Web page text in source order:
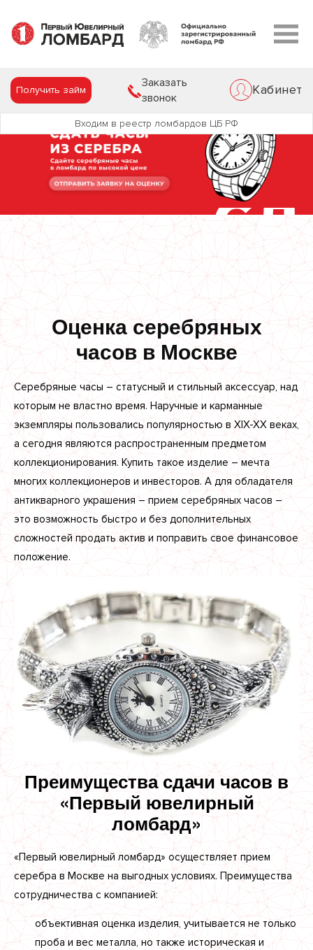
Кабинет
Заказать
звонок
Получить займ
Входим в реестр ломбардов ЦБ РФ
Оценка серебряных
часов в Москве
Серебряные часы – статусный и стильный аксессуар, над
которым не властно время. Наручные и карманные
экземпляры пользовались популярностью в XIX-XX веках,
а сегодня являются распространенным предметом
коллекционирования. Купить такое изделие – мечта
многих коллекционеров и инвесторов. А для обладателя
антикварного украшения – прием серебряных часов –
это возможность быстро и без дополнительных
сложностей продать актив и поправить свое финансовое
положение.
Преимущества сдачи часов в
«Первый ювелирный
ломбард»
«Первый ювелирный ломбард» осуществляет прием
серебра в Москве на выгодных условиях. Преимущества
сотрудничества с компанией:
объективная оценка изделия, учитывается не только
проба и вес металла, но также историческая и